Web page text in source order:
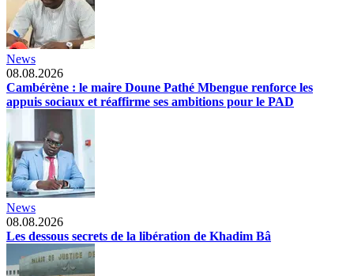
News
08.08.2026
Cambérène : le maire Doune Pathé Mbengue renforce les
appuis sociaux et réaffirme ses ambitions pour le PAD
News
08.08.2026
Les dessous secrets de la libération de Khadim Bâ